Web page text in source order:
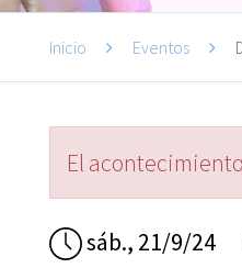
Inicio Eventos
El
sáb., 21/9/24